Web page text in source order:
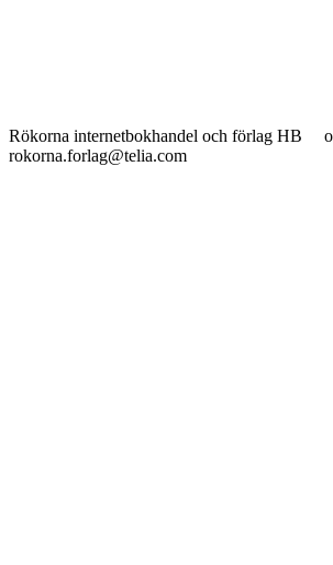
Rökorna internetbokhandel och förlag
rokorna.forlag@telia.com